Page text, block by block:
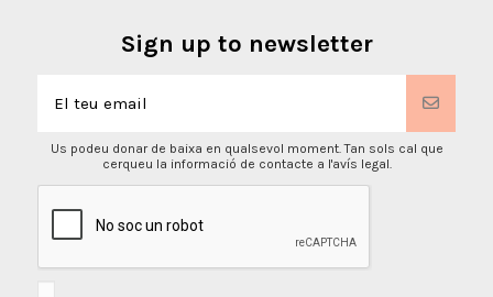
Sign up to newsletter
Us podeu donar de baixa en qualsevol moment. Tan sols cal que
cerqueu la informació de contacte a l'avís legal.